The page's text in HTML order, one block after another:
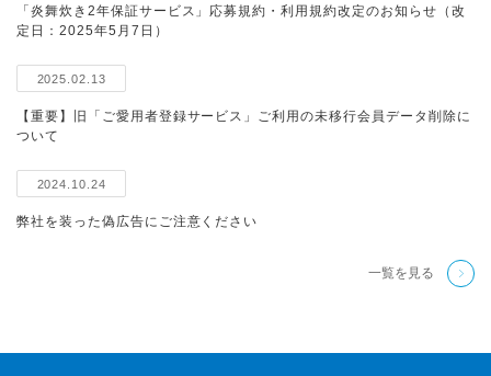
「炎舞炊き2年保証サービス」応募規約・利用規約改定のお知らせ（改
定日：2025年5月7日）
2025.02.13
【重要】旧「ご愛用者登録サービス」ご利用の未移行会員データ削除に
ついて
2024.10.24
弊社を装った偽広告にご注意ください
一覧を見る